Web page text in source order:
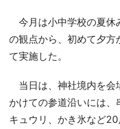
今月は小中学校の夏休
の観点から、初めて夕方
て実施した。
当日は、神社境内を会
かけての参道沿いには、
キュウリ、かき氷など